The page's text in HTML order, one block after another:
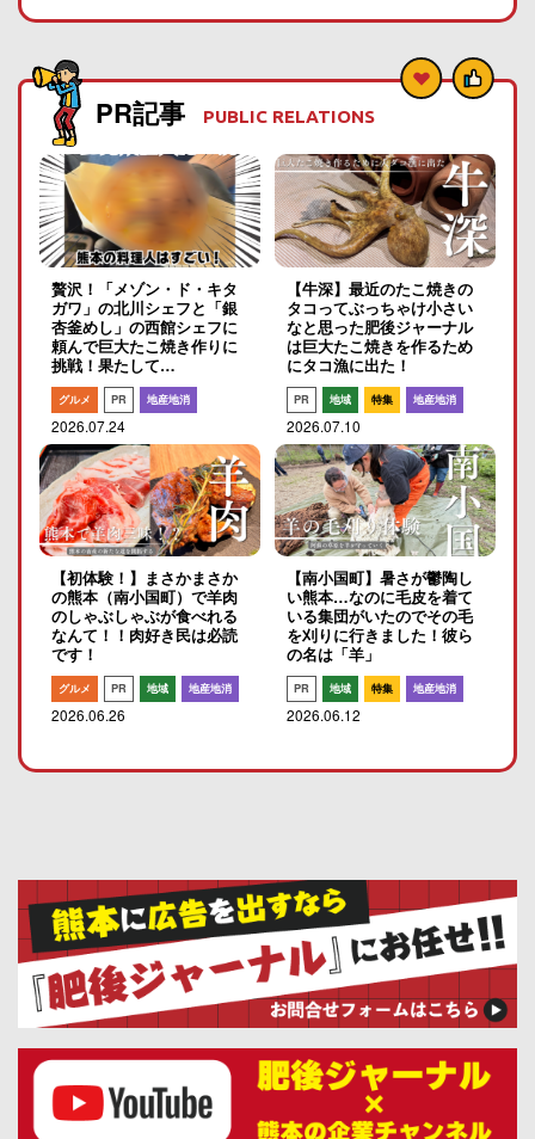
PR記事 PUBLIC RELATIONS
贅沢！「メゾン・ド・キタ
ガワ」の北川シェフと「銀
杏釜めし」の西館シェフに
頼んで巨大たこ焼き作りに
挑戦！果たして…
グルメ PR 地産地消
2026.07.24
【牛深】最近のたこ焼きの
タコってぶっちゃけ小さい
なと思った肥後ジャーナル
は巨大たこ焼きを作るため
にタコ漁に出た！
PR 地域 特集 地産地消
2026.07.10
【初体験！】まさかまさか
の熊本（南小国町）で羊肉
のしゃぶしゃぶが食べれる
なんて！！肉好き民は必読
です！
グルメ PR 地域 地産地消
2026.06.26
【南小国町】暑さが鬱陶し
い熊本…なのに毛皮を着て
いる集団がいたのでその毛
を刈りに行きました！彼ら
の名は「羊」
PR 地域 特集 地産地消
2026.06.12